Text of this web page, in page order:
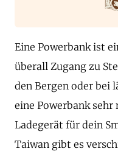
Eine Powerbank ist
überall Zugang zu
den Bergen oder bei
eine Powerbank
Ladegerät für dein
Taiwan gibt es